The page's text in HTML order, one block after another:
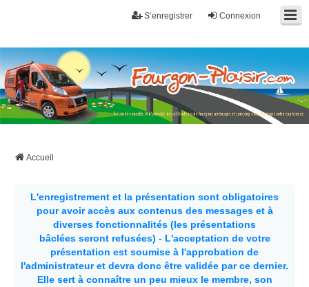
Connexion
S’enregistrer
Fourgon-plaisir.com
Forum de conseils et d'entraide des utilisateurs de fourgons, fourgons
aménagés, vans et de camping-car. Partagez votre expérience.
Accueil
L'enregistrement et la présentation sont obligatoires
pour avoir accès aux contenus des messages et à
diverses fonctionnalités (les présentations
bâclées seront refusées) - L'acceptation de votre
présentation est soumise à l'approbation de
l'administrateur et devra donc être validée par ce dernier.
Elle sert à connaître un peu mieux le membre, son